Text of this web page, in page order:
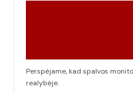
Perspėjame, kad spalvos
realybėje.